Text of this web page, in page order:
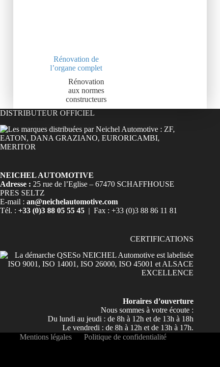
Rénovation de
l’organe complet
Rénovation
aux normes
constructeurs
DISTRIBUTEUR OFFICIEL
NEICHEL AUTOMOTIVE
Adresse : 25 rue de l’Eglise – 67470 SCHAFFHOUSE
PRES SELTZ
E-mail : an@neichelautomotive.com
Tél. : +33 (0)3 88 05 55 45 | Fax : +33 (0)3 88 86 11 81
CERTIFICATIONS
Horaires d’ouverture
Nous sommes à votre écoute :
Du lundi au jeudi : de 8h à 12h et de 13h à 18h
Le vendredi : de 8h à 12h et de 13h à 17h.
Mentions légales
Politique de confidentialité